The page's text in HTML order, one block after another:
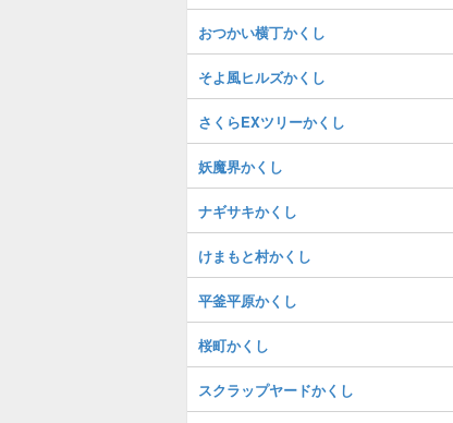
おつかい横丁かくし
そよ風ヒルズかくし
さくらEXツリーかくし
妖魔界かくし
ナギサキかくし
けまもと村かくし
平釜平原かくし
桜町かくし
スクラップヤードかくし